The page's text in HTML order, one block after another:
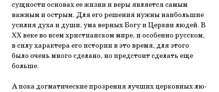
сущнос­ти основах ее жизни и веры является самым
важным и ост­рым. Для его решения нужны наибольшие
усилия духа и души, ума верных Богу и Церкви людей. В
XX веке во всем христианском мире, и особенно русском,
в силу характера его истории в это время, для этого
было очень много сделано, но предстоит сделать еще
больше.
А пока догматические прозрения лучших церковных лю­